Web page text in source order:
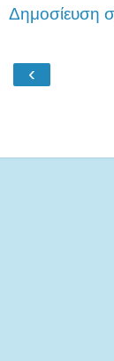
Δημοσίευση
‹